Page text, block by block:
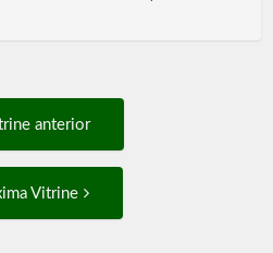
anterior
Vitrine